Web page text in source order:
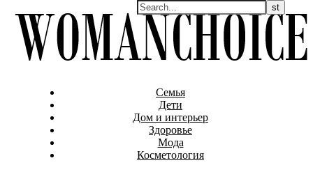
Семья
Дети
Дом и интерьер
Здоровье
Мода
Косметология